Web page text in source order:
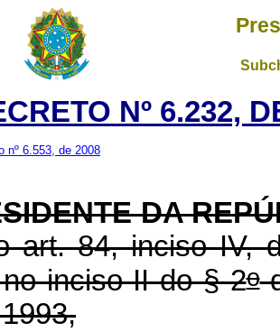
Nº 6.232,
nº 6.553, de 2008
DA
art. 84, inciso IV,
inciso II do § 2o